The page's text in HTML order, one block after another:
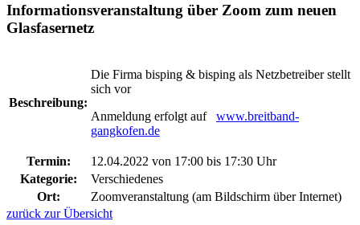
Informationsveranstaltung über Zoom zum neuen
Glasfasernetz
Beschreibung:
Die Firma bisping & bisping als Netzbetreiber stellt
sich vor
Anmeldung erfolgt auf www.breitband-
gangkofen.de
Termin: 12.04.2022 von 17:00 bis 17:30 Uhr
Kategorie:
Verschiedenes
Ort:
Zoomveranstaltung (am Bildschirm über Internet)
zurück zur Übersicht